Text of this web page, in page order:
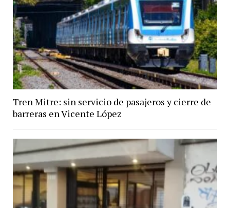
Tren Mitre: sin servicio de pasajeros y cierre de
barreras en Vicente López